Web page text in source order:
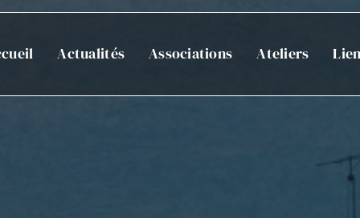
Actualités Associations Ateliers